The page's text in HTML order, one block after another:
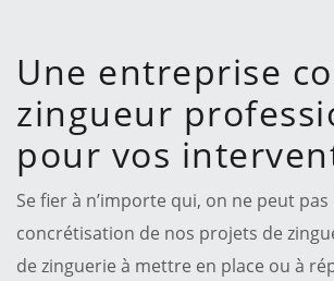
Une entreprise
zingueur
pour vos
Se fier à n’importe qui, on ne peut
concrétisation de nos projets de
de zinguerie à mettre en place ou à